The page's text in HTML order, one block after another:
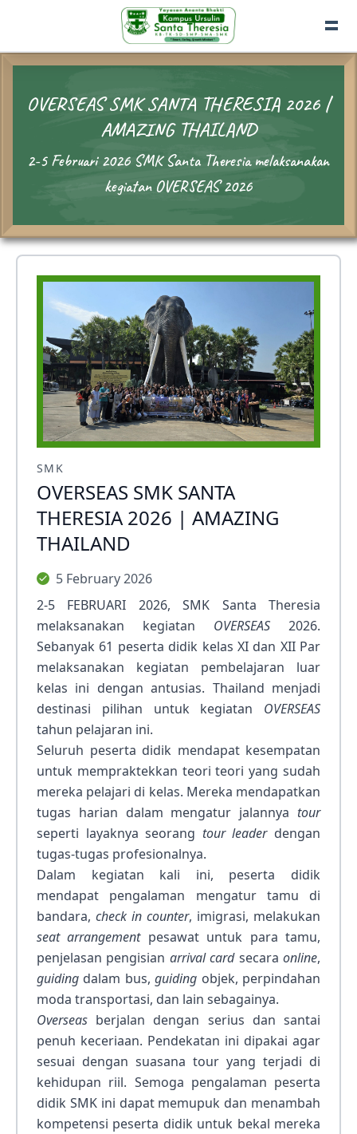
OVERSEAS SMK SANTA THERESIA 2026 |
AMAZING THAILAND
2-5 Februari 2026 SMK Santa Theresia melaksanakan
kegiatan OVERSEAS 2026
SMK
OVERSEAS SMK SANTA
THERESIA 2026 | AMAZING
THAILAND
5 February 2026
2-5 FEBRUARI 2026, SMK Santa Theresia
melaksanakan kegiatan OVERSEAS 2026.
Sebanyak 61 peserta didik kelas XI dan XII Par
melaksanakan kegiatan pembelajaran luar
kelas ini dengan antusias. Thailand menjadi
destinasi pilihan untuk kegiatan OVERSEAS
tahun pelajaran ini.
Seluruh peserta didik mendapat kesempatan
untuk mempraktekkan teori teori yang sudah
mereka pelajari di kelas. Mereka mendapatkan
tugas harian dalam mengatur jalannya tour
seperti layaknya seorang tour leaderdengan
tugas-tugas profesionalnya.
Dalam kegiatan kali ini, peserta didik
mendapat pengalaman mengatur tamu di
bandara, check in counter, imigrasi, melakukan
seat arrangementpesawat untuk para tamu,
penjelasan pengisian arrival cardsecaraonline,
guiding dalam bus,guiding objek, perpindahan
moda transportasi, dan lain sebagainya.
Overseas berjalan dengan serius dan santai
penuh keceriaan. Pendekatan ini dipakai agar
sesuai dengan suasana tour yang terjadi di
kehidupan riil. Semoga pengalaman peserta
didik SMK ini dapat memupuk dan menambah
kompetensi peserta didik untuk bekal mereka